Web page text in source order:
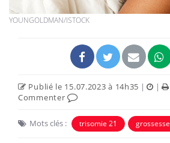
YOUNGOLDMAN/ISTOCK
Publié le 15.07.2023 à 14h35 | |
Commenter
Mots clés : trisomie 21 grossesse